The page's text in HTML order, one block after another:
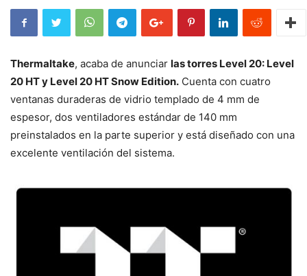
Thermaltake, acaba de anunciar las torres Level 20: Level
20 HT y Level 20 HT Snow Edition. Cuenta con cuatro
ventanas duraderas de vidrio templado de 4 mm de
espesor, dos ventiladores estándar de 140 mm
preinstalados en la parte superior y está diseñado con una
excelente ventilación del sistema.